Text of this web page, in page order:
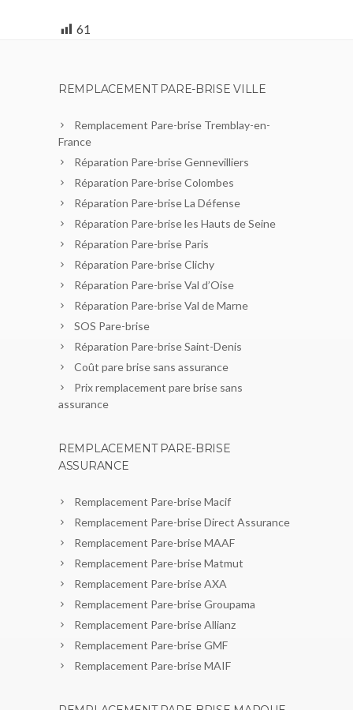
61
REMPLACEMENT PARE-BRISE VILLE
Remplacement Pare-brise Tremblay-en-
France
Réparation Pare-brise Gennevilliers
Réparation Pare-brise Colombes
Réparation Pare-brise La Défense
Réparation Pare-brise les Hauts de Seine
Réparation Pare-brise Paris
Réparation Pare-brise Clichy
Réparation Pare-brise Val d’Oise
Réparation Pare-brise Val de Marne
SOS Pare-brise
Réparation Pare-brise Saint-Denis
Coût pare brise sans assurance
Prix remplacement pare brise sans
assurance
REMPLACEMENT PARE-BRISE
ASSURANCE
Remplacement Pare-brise Macif
Remplacement Pare-brise Direct Assurance
Remplacement Pare-brise MAAF
Remplacement Pare-brise Matmut
Remplacement Pare-brise AXA
Remplacement Pare-brise Groupama
Remplacement Pare-brise Allianz
Remplacement Pare-brise GMF
Remplacement Pare-brise MAIF